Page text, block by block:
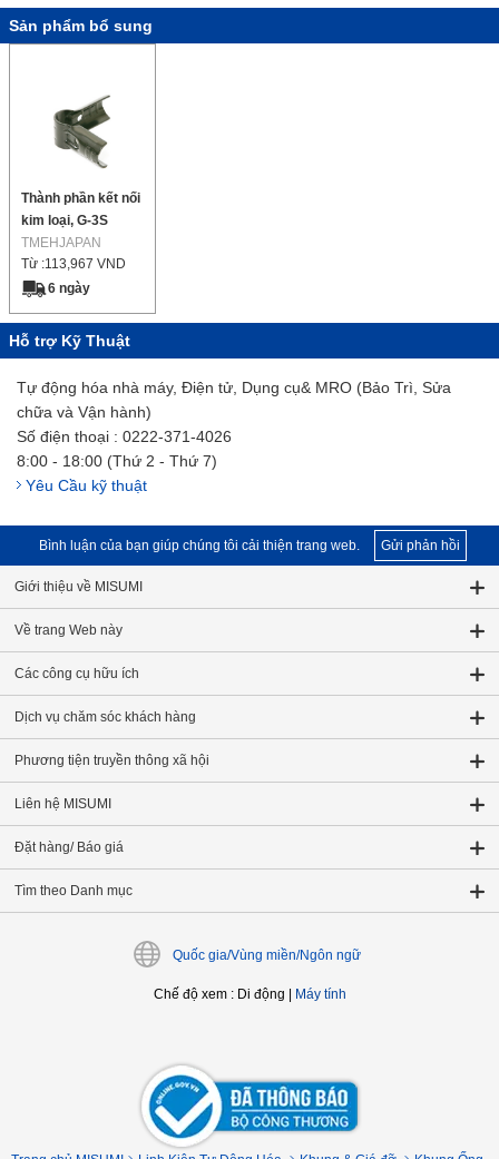
Sản phẩm bổ sung
Thành phần kết nối
kim loại, G-3S
TMEHJAPAN
Từ :113,967 VND
6 ngày
Hỗ trợ Kỹ Thuật
Tự động hóa nhà máy, Điện tử, Dụng cụ& MRO (Bảo Trì, Sửa
chữa và Vận hành)
Số điện thoại : 0222-371-4026
8:00 - 18:00 (Thứ 2 - Thứ 7)
Yêu Cầu kỹ thuật
Bình luận của bạn giúp chúng tôi cải thiện trang web. Gửi phản hồi
Giới thiệu về MISUMI
Về trang Web này
Các công cụ hữu ích
Dịch vụ chăm sóc khách hàng
Phương tiện truyền thông xã hội
Liên hệ MISUMI
Đặt hàng/ Báo giá
Tìm theo Danh mục
Quốc gia/Vùng miền/Ngôn ngữ
Chế độ xem: Di động Máy tính